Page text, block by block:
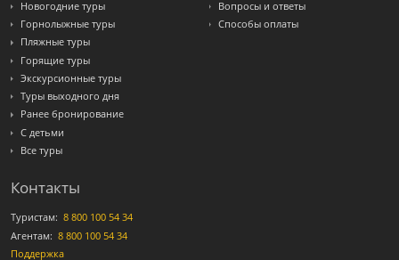
Новогодние туры
Горнолыжные туры
Пляжные туры
Горящие туры
Экскурсионные туры
Туры выходного дня
Ранее бронирование
С детьми
Все туры
Вопросы и ответы
Способы оплаты
Контакты
Туристам: 8 800 100 54 34
Агентам: 8 800 100 54 34
Поддержка